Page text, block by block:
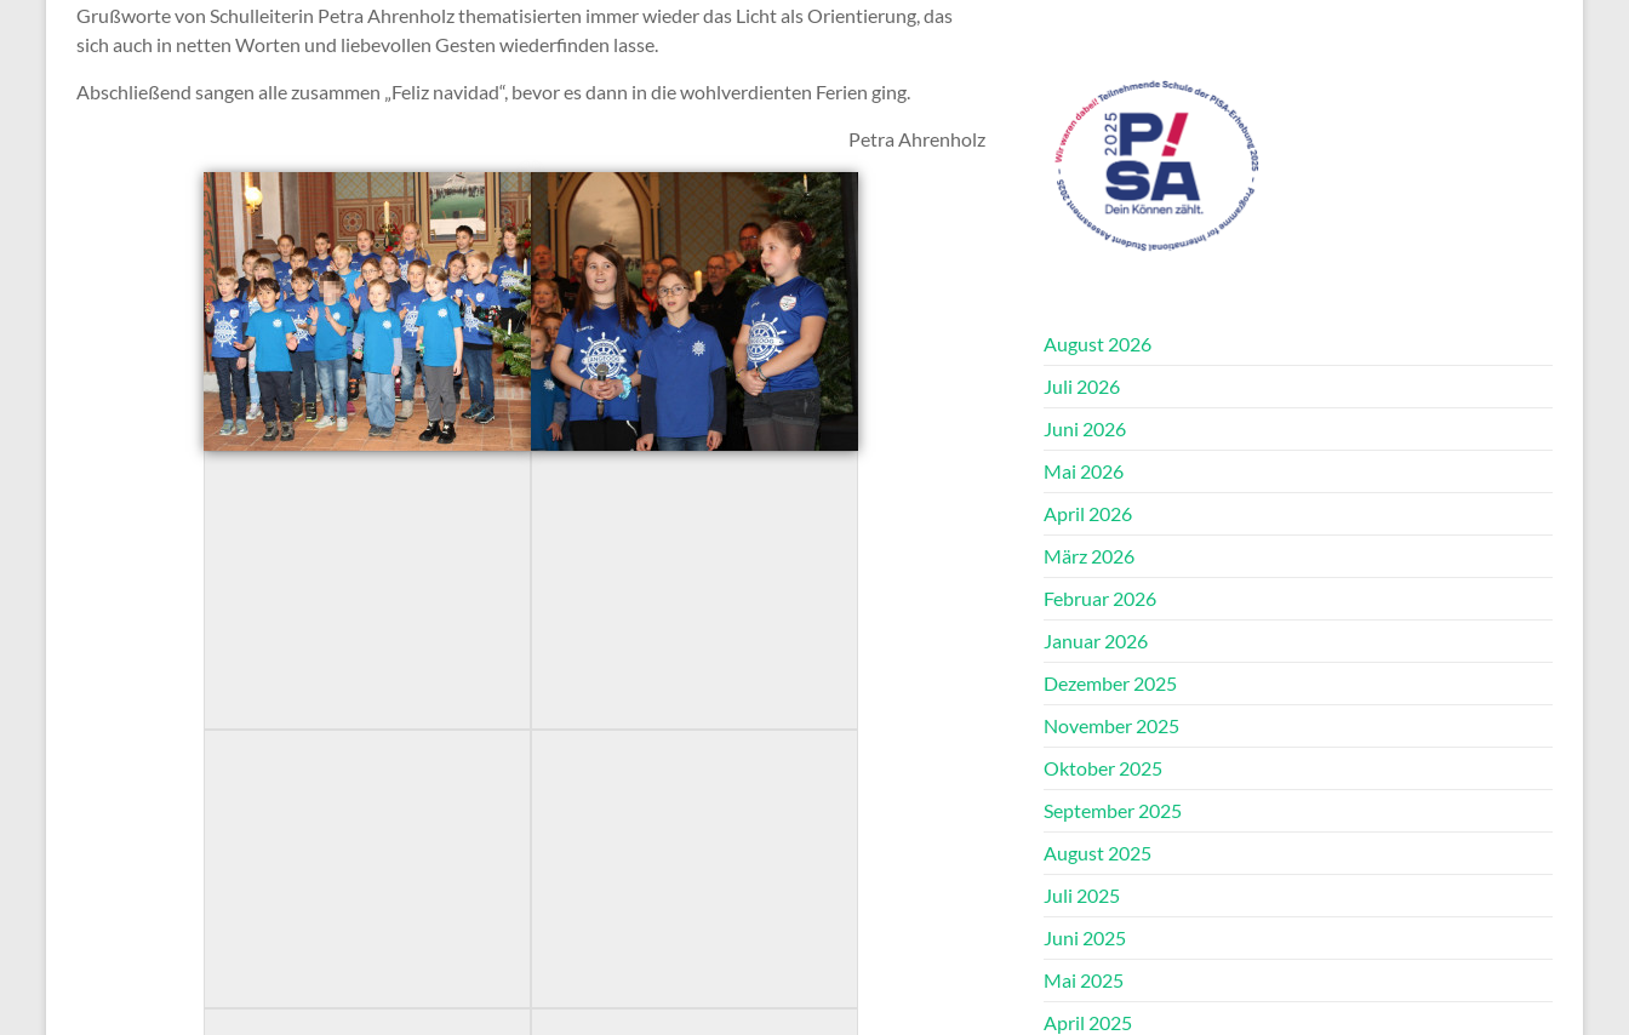
Grußworte von Schulleiterin Petra Ahrenholz thematisierten immer wieder das Licht als Orientierung, das
sich auch in netten Worten und liebevollen Gesten wiederfinden lasse.
Abschließend sangen alle zusammen „Feliz navidad“, bevor es dann in die wohlverdienten Ferien ging.
Petra Ahrenholz
August 2026
Juli 2026
Juni 2026
Mai 2026
April 2026
März 2026
Februar 2026
Januar 2026
Dezember 2025
November 2025
Oktober 2025
September 2025
August 2025
Juli 2025
Juni 2025
Mai 2025
April 2025